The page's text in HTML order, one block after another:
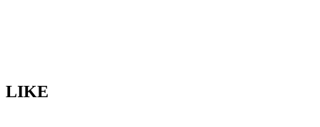
LIKE